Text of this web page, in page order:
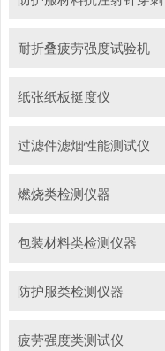
耐折叠疲劳强度试验机
纸张纸板挺度仪
过滤件滤烟性能测试仪
燃烧类检测仪器
包装材料类检测仪器
防护服类检测仪器
疲劳强度类测试仪